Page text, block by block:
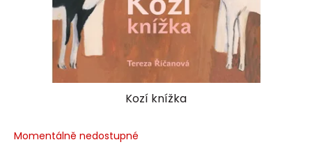
Kozí knížka
Momentálně nedostupné